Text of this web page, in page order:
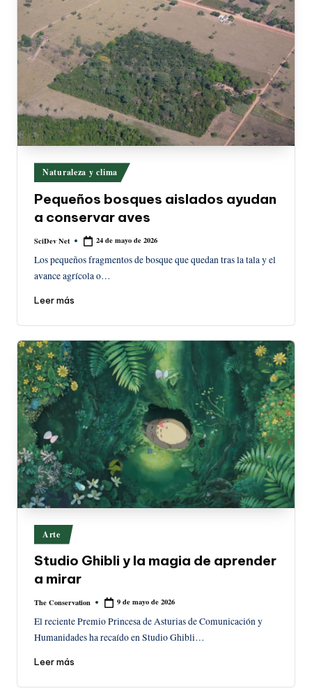
Publicado
en
Naturaleza y clima
Pequeños bosques aislados ayudan
a conservar aves
Publicado
SciDev Net 24 de mayo de 2026
Los pequeños fragmentos de bosque que quedan tras la tala y el
avance agrícola o…
Leer más
Publicado
en
Arte
Studio Ghibli y la magia de aprender
a mirar
Publicado
The Conservation 9 de mayo de 2026
El reciente Premio Princesa de Asturias de Comunicación y
Humanidades ha recaído en Studio Ghibli…
Leer más